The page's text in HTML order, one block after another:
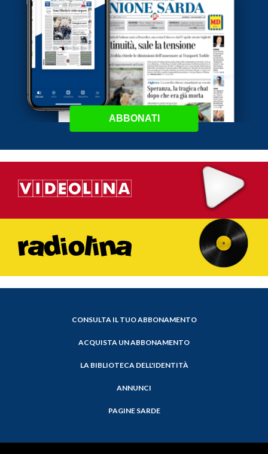
ABBONATI
CONSULTA IL TUO ABBONAMENTO
ACQUISTA UN ABBONAMENTO
LA BIBLIOTECA DELL'IDENTITÀ
ANNUNCI
PAGINE SARDE